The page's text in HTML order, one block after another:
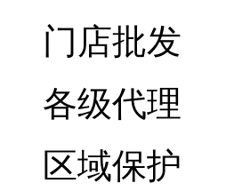
门店批发
各级代理
区域保护